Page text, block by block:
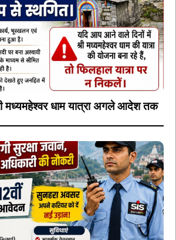
मध्यमहेश्वर धाम यात्रा अगले आदेश तक